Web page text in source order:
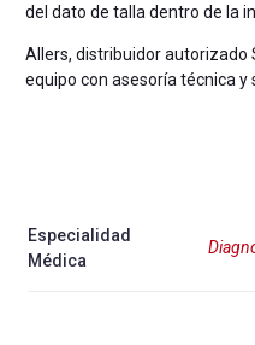
del dato de talla dentro de la
Allers, distribuidor autorizado
equipo con asesoría técnica y
Especialidad
Médica